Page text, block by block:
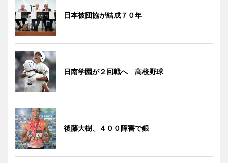
日本被団協が結成７０年
日南学園が２回戦へ 高校野球
後藤大樹、４００障害で銀